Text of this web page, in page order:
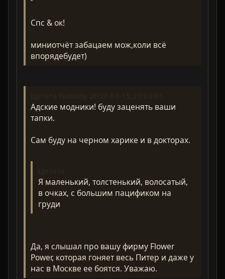
Спс & ок!
миниотчёт забацаем мож,коли всё
впорядебудет)
Адские модники! буду заценять ваши
тапки.
Сам буду на черном харике и в докторах.
Я маленький, толстенький, волосатый,
в очках, с большим пацификом на
груди
Да, я слышал про вашу фирму Flower
Power, которая гоняет весь Питер и даже у
нас в Москве ее боятся. Уважаю.